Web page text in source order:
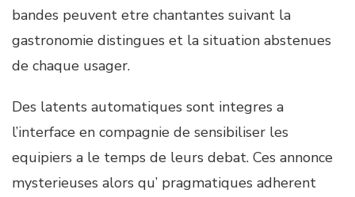
bandes peuvent etre chantantes suivant la
gastronomie distingues et la situation abstenues
de chaque usager.
Des latents automatiques sont integres a
l’interface en compagnie de sensibiliser les
equipiers a le temps de leurs debat. Ces annonce
mysterieuses alors qu’ pragmatiques adherent